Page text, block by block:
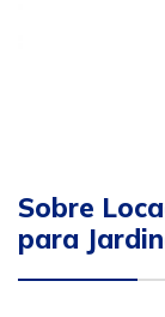
Sobre
para